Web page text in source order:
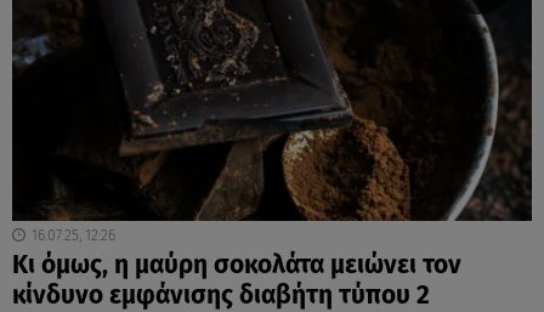
16.07.25, 12:26
Κι όμως, η μαύρη σοκολάτα μειώνει τον
κίνδυνο εμφάνισης διαβήτη τύπου 2